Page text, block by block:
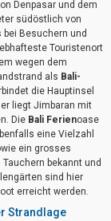
Denpasar und dem
südöstlich von
Besuchern und
Touristenort
wegen dem
als Bali-
die Hauptinsel
liegt Jimbaran mit
Die Bali Ferienoase
eine Vielzahl
ein grosses
bekannt und
sind hier
erreicht werden.
Strandlage